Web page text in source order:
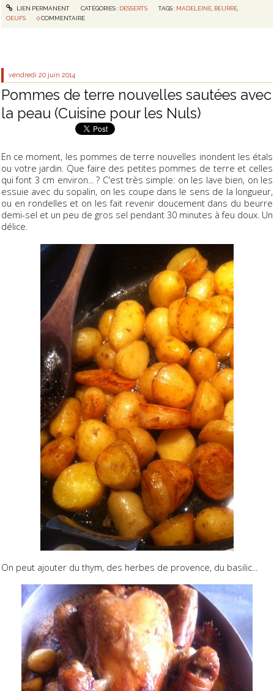
LIEN PERMANENT CATÉGORIES : DESSERTS TAGS : MADELEINE BEURRE
OEUFS
0 COMMENTAIRE
vendredi 20 juin 2014
Pommes de terre nouvelles sautées avec
la peau (Cuisine pour les Nuls)
En ce moment, les pommes de terre nouvelles inondent les étals
ou votre jardin. Que faire des petites pommes de terre et celles
qui font 3 cm environ... ? C'est très simple: on les lave bien, on les
essuie avec du sopalin, on les coupe dans le sens de la longueur,
ou en rondelles et on les fait revenir doucement dans du beurre
demi-sel et un peu de gros sel pendant 30 minutes à feu doux. Un
délice.
On peut ajouter du thym, des herbes de provence, du basilic...